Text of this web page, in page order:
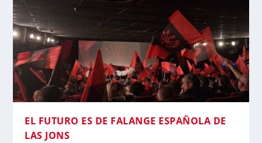
EL FUTURO ES DE FALANGE ESPAÑOLA DE
LAS JONS